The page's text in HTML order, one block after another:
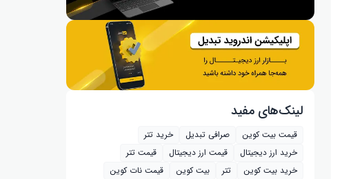
لینک‌های مفید
قیمت بیت کوین صرافی تبدیل
خرید تتر
خرید ارز دیجیتال
قیمت ارز دیجیتال
قیمت تتر
خرید بیت‌ کوین
تتر بیت کوین
قیمت نات کوین